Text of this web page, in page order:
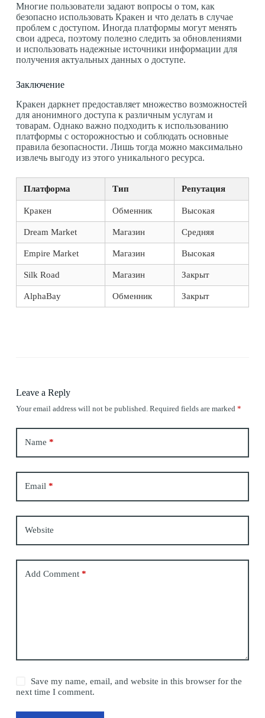
Многие пользователи задают вопросы о том, как
безопасно использовать Кракен и что делать в случае
проблем с доступом. Иногда платформы могут менять
свои адреса, поэтому полезно следить за обновлениями
и использовать надежные источники информации для
получения актуальных данных о доступе.
Заключение
Кракен даркнет предоставляет множество возможностей
для анонимного доступа к различным услугам и
товарам. Однако важно подходить к использованию
платформы с осторожностью и соблюдать основные
правила безопасности. Лишь тогда можно максимально
извлечь выгоду из этого уникального ресурса.
Платформа Тип Репутация
Кракен Обменник Высокая
Dream Market Магазин Средняя
Empire Market Магазин Высокая
Silk Road Магазин Закрыт
AlphaBay Обменник Закрыт
Leave a Reply
Your email address will not be published. Required fields are marked *
Name *
Email *
Website
Add Comment*
Save my name, email, and website in this browser for the
next time I comment.